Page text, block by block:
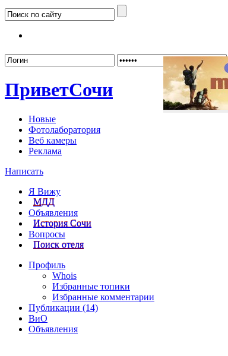
ПриветСочи
Новые
Фотолаборатория
Веб камеры
Реклама
Написать
Я Вижу
МДД
Объявления
История Сочи
Вопросы
Поиск отеля
Профиль
Whois
Избранные топики
Избранные комментарии
Публикации (14)
ВиО
Объявления